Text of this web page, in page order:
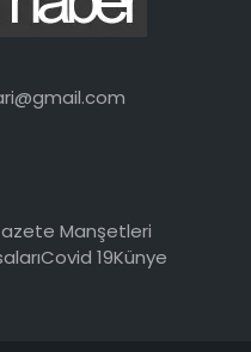
Manşetleri
Covid 19Künye